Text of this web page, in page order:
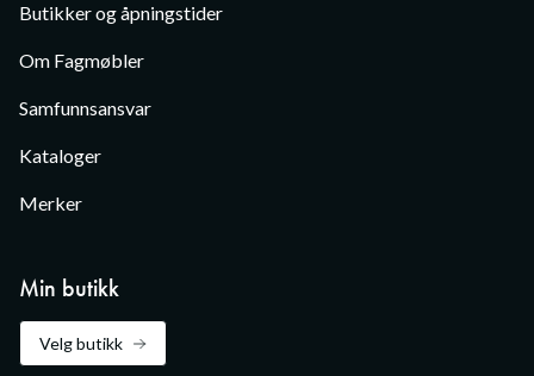
Butikker og åpningstider
Om Fagmøbler
Samfunnsansvar
Kataloger
Merker
Min butikk
Velg butikk